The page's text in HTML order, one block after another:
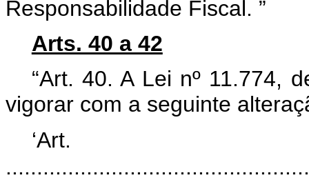
Responsabilidade Fiscal. ”
Arts. 40 a 42
“Art. 40. A Lei nº 11.774,
vigorar com a seguinte